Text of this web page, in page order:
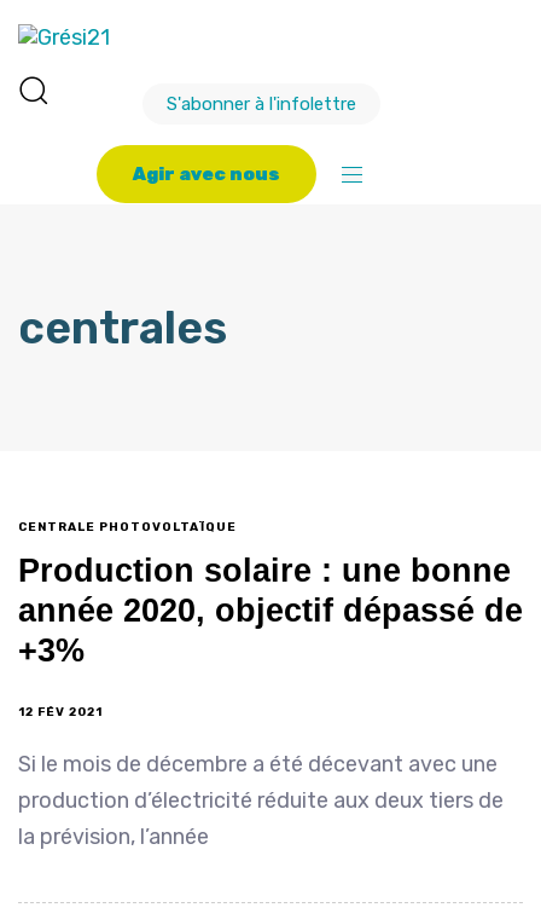
S'abonner à l'infolettre
Agir avec nous
centrales
CENTRALE PHOTOVOLTAÏQUE
Production solaire : une bonne
année 2020, objectif dépassé de
+3%
12 FÉV 2021
Si le mois de décembre a été décevant avec une
production d’électricité réduite aux deux tiers de
la prévision, l’année